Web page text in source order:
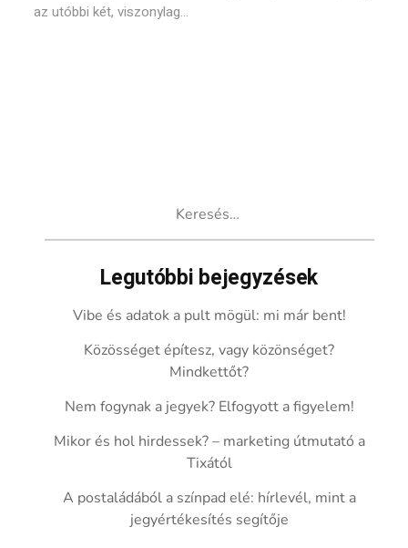
az utóbbi két, viszonylag...
Legutóbbi bejegyzések
Vibe és adatok a pult mögül: mi már bent!
Közösséget építesz, vagy közönséget?
Mindkettőt?
Nem fogynak a jegyek? Elfogyott a figyelem!
Mikor és hol hirdessek? – marketing útmutató a
Tixától
A postaládából a színpad elé: hírlevél, mint a
jegyértékesítés segítője